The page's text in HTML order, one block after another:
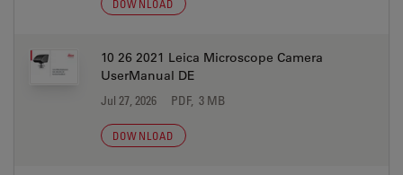
DOWNLOAD
10 26 2021 Leica Microscope Camera
UserManual DE
Jul 27, 2026 PDF, 3 MB
DOWNLOAD